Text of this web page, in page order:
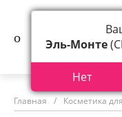
Главная / Косметика
Эль-Монте
Нет